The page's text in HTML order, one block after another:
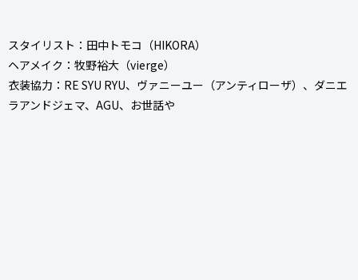
スタイリスト：田中トモコ（HIKORA）
ヘアメイク：牧野裕大（vierge）
衣装協力：RE SYU RYU、ヴァニーユー（アンティローザ）、ダニエ
ラアンドジェマ、AGU、お世話や